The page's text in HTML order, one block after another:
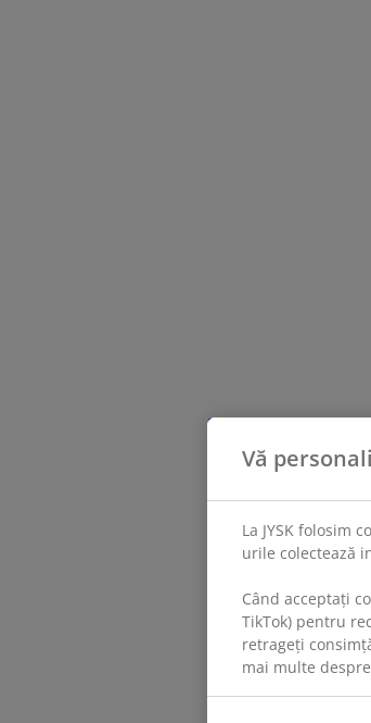
Vă
La JYSK folosim
urile colectează
Când acceptați
TikTok) pentru
retrageți
mai multe despre